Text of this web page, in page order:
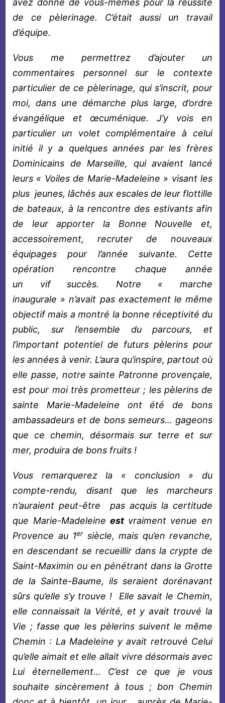
avez donné de vous-mêmes pour la réussite
de ce pèlerinage. C’était aussi un travail
d’équipe.
Vous me permettrez d’ajouter un
commentaires personnel sur le contexte
particulier de ce pèlerinage, qui s’inscrit, pour
moi, dans une démarche plus large, d’ordre
évangélique et œcuménique. J’y vois en
particulier un volet complémentaire à celui
initié il y a quelques années par les frères
Dominicains de Marseille, qui avaient lancé
leurs « Voiles de Marie-Madeleine » visant les
plus jeunes, lâchés aux escales de leur flottille
de bateaux, à la rencontre des estivants afin
de leur apporter la Bonne Nouvelle et,
accessoirement, recruter de nouveaux
équipages pour l’année suivante. Cette
opération rencontre chaque année
un vif
succès. Notre « marche
inaugurale » n’avait pas exactement le même
objectif mais a montré la bonne réceptivité du
public, sur l’ensemble du parcours, et
l’important potentiel de futurs pèlerins pour
les années à venir. L’aura qu’inspire, partout où
elle passe, notre sainte Patronne provençale,
est pour moi très prometteur ; les pèlerins de
sainte Marie-Madeleine ont été de bons
ambassadeurs et de bons semeurs… gageons
que ce chemin, désormais sur terre et sur
mer, produira de bons fruits !
Vous remarquerez la « conclusion » du
compte-rendu, disant que les marcheurs
n’auraient peut-être pas acquis la certitude
que Marie-Madeleineest vraiment venue en
Provence au 1ersiècle, mais qu’en revanche,
en descendant se recueillir dans la crypte de
Saint-Maximin ou en pénétrant dans la Grotte
de la Sainte-Baume, ils seraient dorénavant
sûrs qu’elle s’y trouve ! Elle savait le Chemin,
elle connaissait la Vérité, et y avait trouvé la
Vie ; fasse que les pèlerins suivent le même
Chemin : La Madeleine y avait retrouvé Celui
qu’elle aimait et elle allait vivre désormais avec
Lui éternellement… C’est ce que je vous
souhaite sincèrement à tous ; bon Chemin